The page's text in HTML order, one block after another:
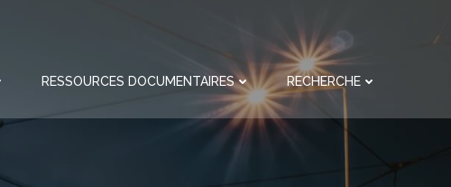
RESSOURCES DOCUMENTAIRES RECHERCHE